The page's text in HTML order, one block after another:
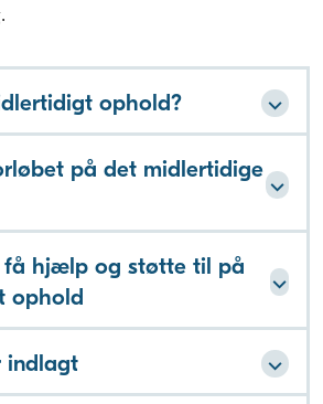
ophold?
på det midlertidige
få hjælp og støtte til på
ophold
indlagt